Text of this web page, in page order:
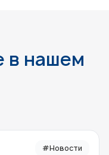
в нашем
#Новости